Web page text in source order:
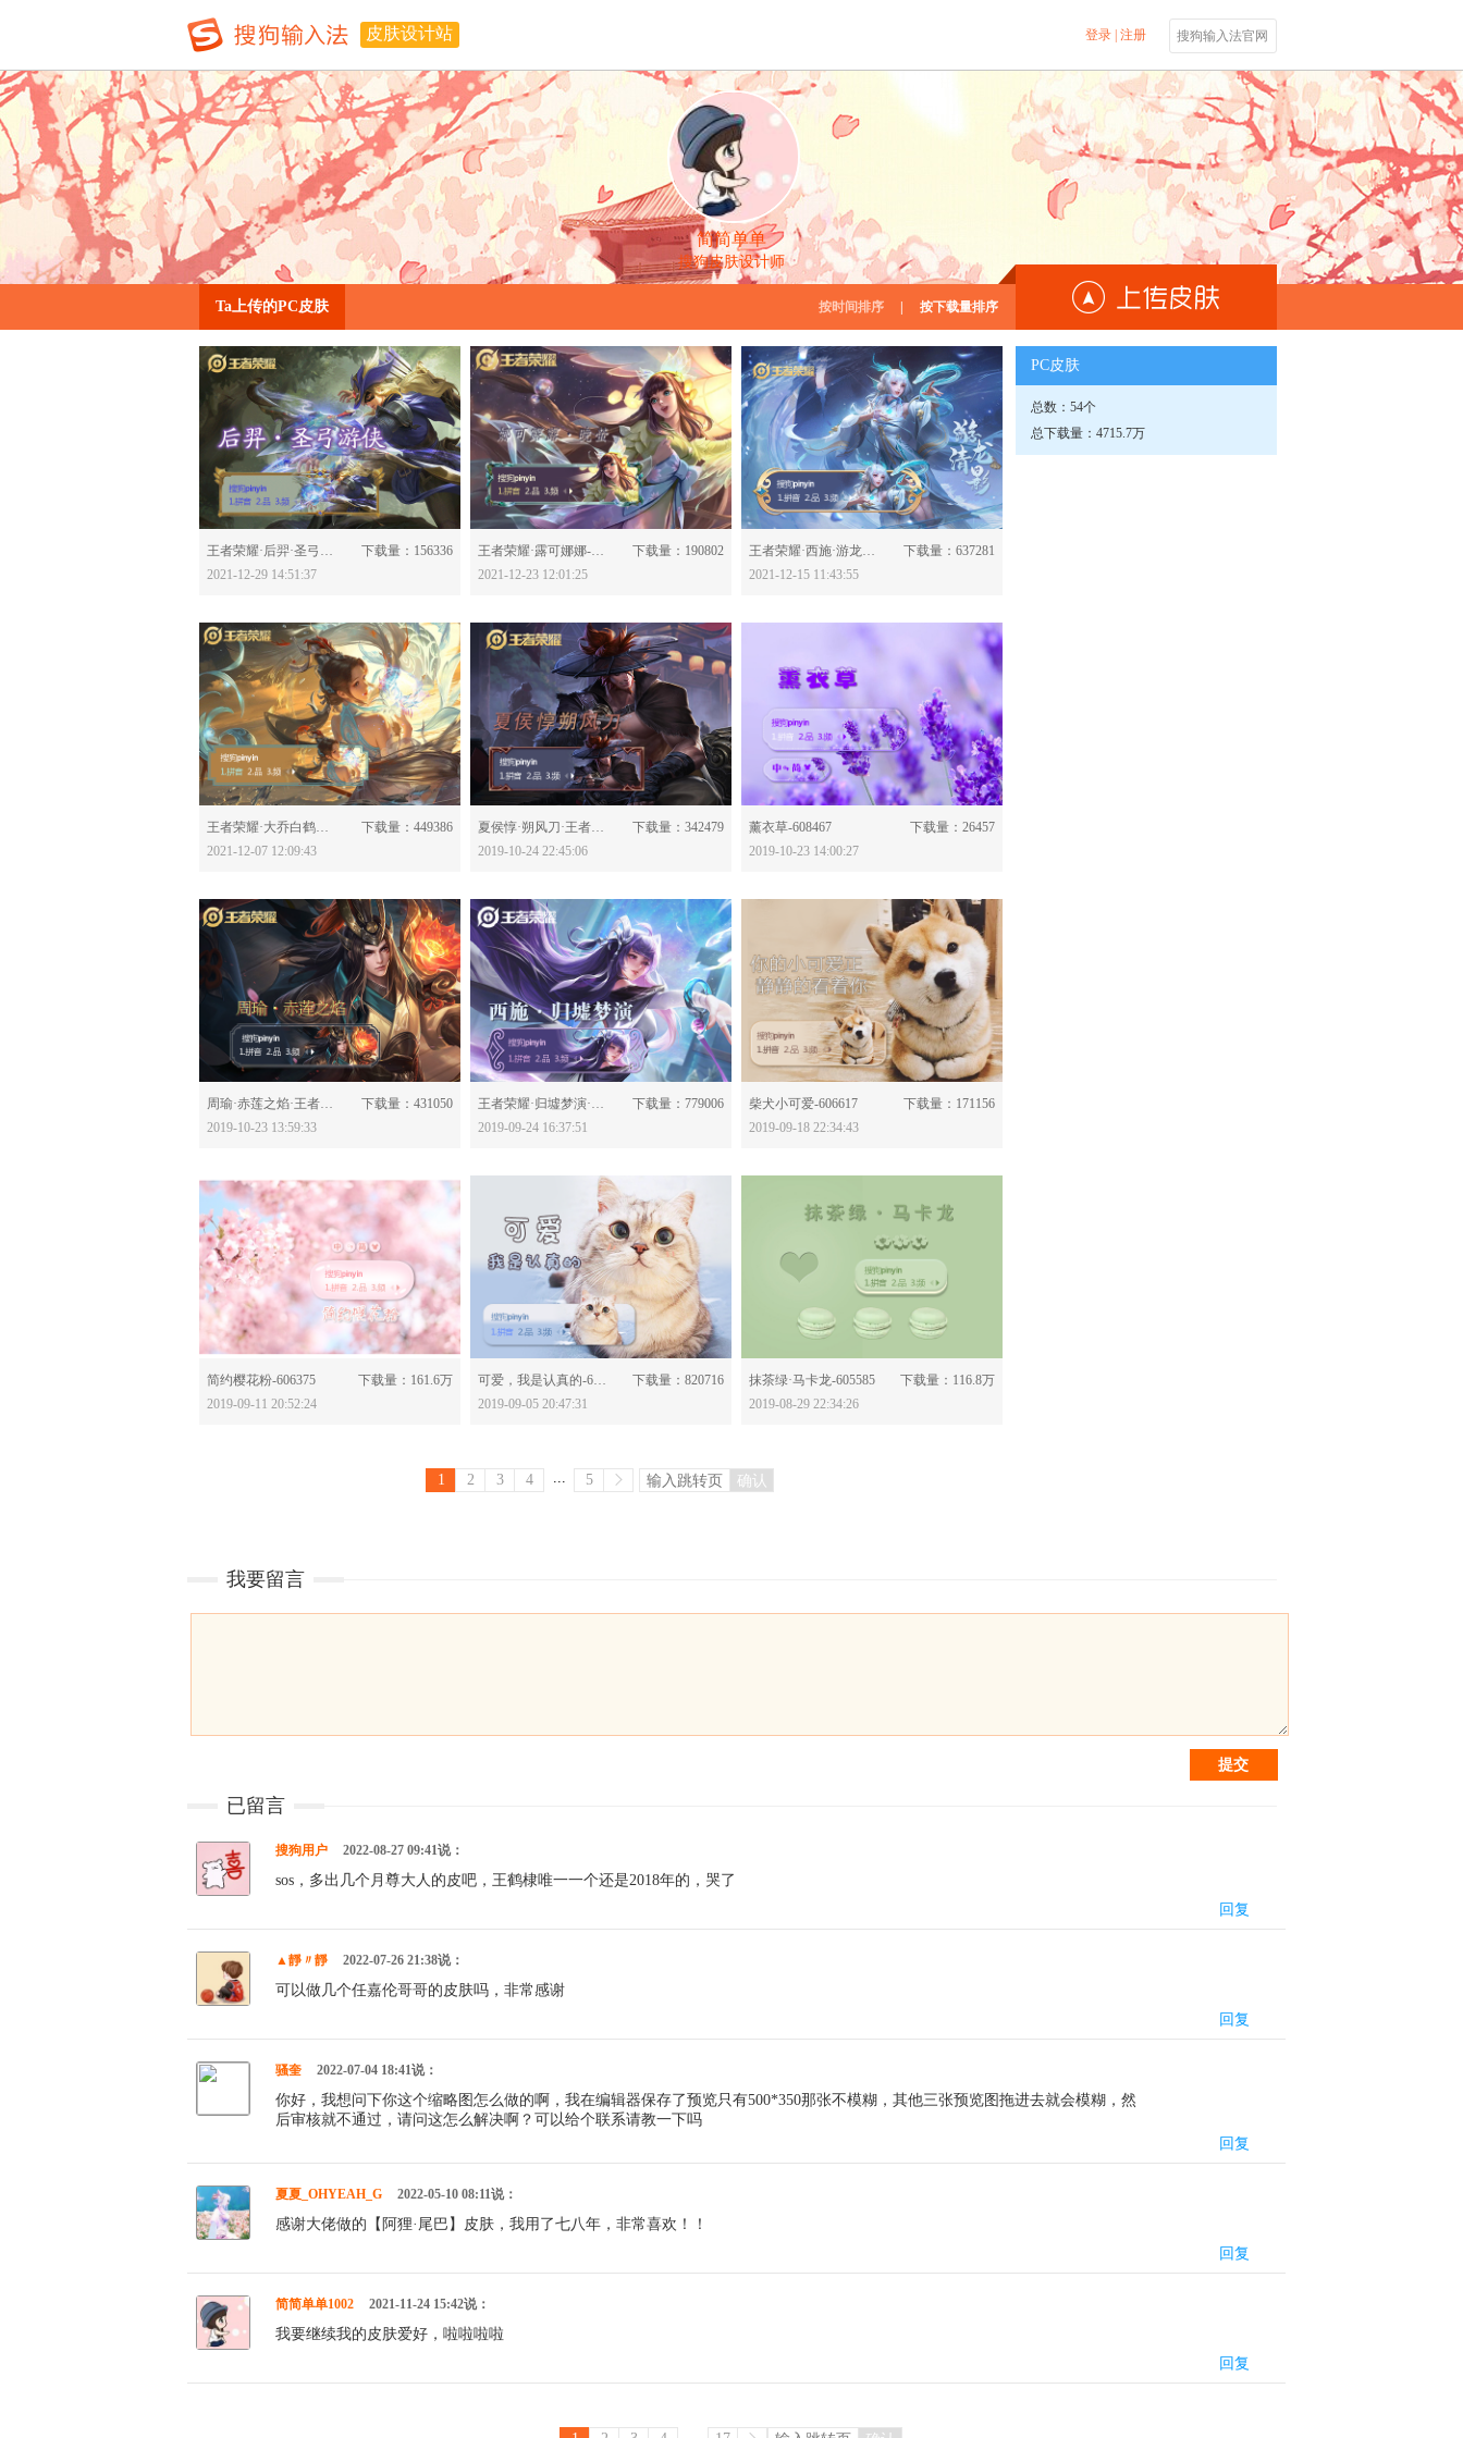
皮肤设计站 登录| 注册 搜狗输入法官网
简简单单
搜狗皮肤设计师
Ta上传的PC皮肤 按时间排序 按下载量排序
分享：
王者荣耀·后羿·圣弓游侠-623796
下载量：156336
2021-12-29 14:51:37
分享：
王者荣耀·露可娜娜-623696
下载量：190802
2021-12-23 12:01:25
分享：
王者荣耀·西施·游龙清影-623463
下载量：637281
2021-12-15 11:43:55
分享：
王者荣耀·大乔白鹤梁神女-623237
下载量：449386
2021-12-07 12:09:43
分享：
夏侯惇·朔风刀·王者荣耀-608575
下载量：342479
2019-10-24 22:45:06
薰衣草-608467
下载量：26457
2019-10-23 14:00:27
分享：
周瑜·赤莲之焰·王者荣耀-608465
下载量：431050
2019-10-23 13:59:33
分享：
王者荣耀·归墟梦演·西施-606961
下载量：779006
2019-09-24 16:37:51
分享：
柴犬小可爱-606617
下载量：171156
2019-09-18 22:34:43
分享：
简约樱花粉-606375
下载量：161.6万
2019-09-11 20:52:24
分享：
可爱，我是认真的-606035
下载量：820716
2019-09-05 20:47:31
分享：
抹茶绿·马卡龙-605585
下载量：116.8万
2019-08-29 22:34:26
1 2 3 4 ... 5 确认
PC皮肤
总数：54个
总下载量：4715.7万
我要留言
提交
已留言
搜狗用户 2022-08-27 09:41说：
sos，多出几个月尊大人的皮吧，王鹤棣唯一一个还是2018年的，哭了
回复
▲靜〃靜 2022-07-26 21:38说：
可以做几个任嘉伦哥哥的皮肤吗，非常感谢
回复
骚奎 2022-07-04 18:41说：
你好，我想问下你这个缩略图怎么做的啊，我在编辑器保存了预览只有500*350那张不模糊，其他三张预览图拖进去就会模糊，然
后审核就不通过，请问这怎么解决啊？可以给个联系请教一下吗
回复
夏夏_OHYEAH_G 2022-05-10 08:11说：
感谢大佬做的【阿狸·尾巴】皮肤，我用了七八年，非常喜欢！！
回复
简简单单1002 2021-11-24 15:42说：
我要继续我的皮肤爱好，啦啦啦啦
回复